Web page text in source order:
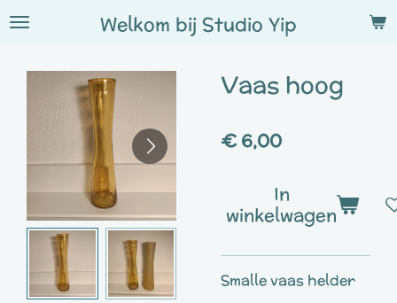
Ga
hoofdinhoud
Welkom bij Studio Yip
Vaas hoog
€ 6,00
In
winkelwagen
Smalle vaas helder